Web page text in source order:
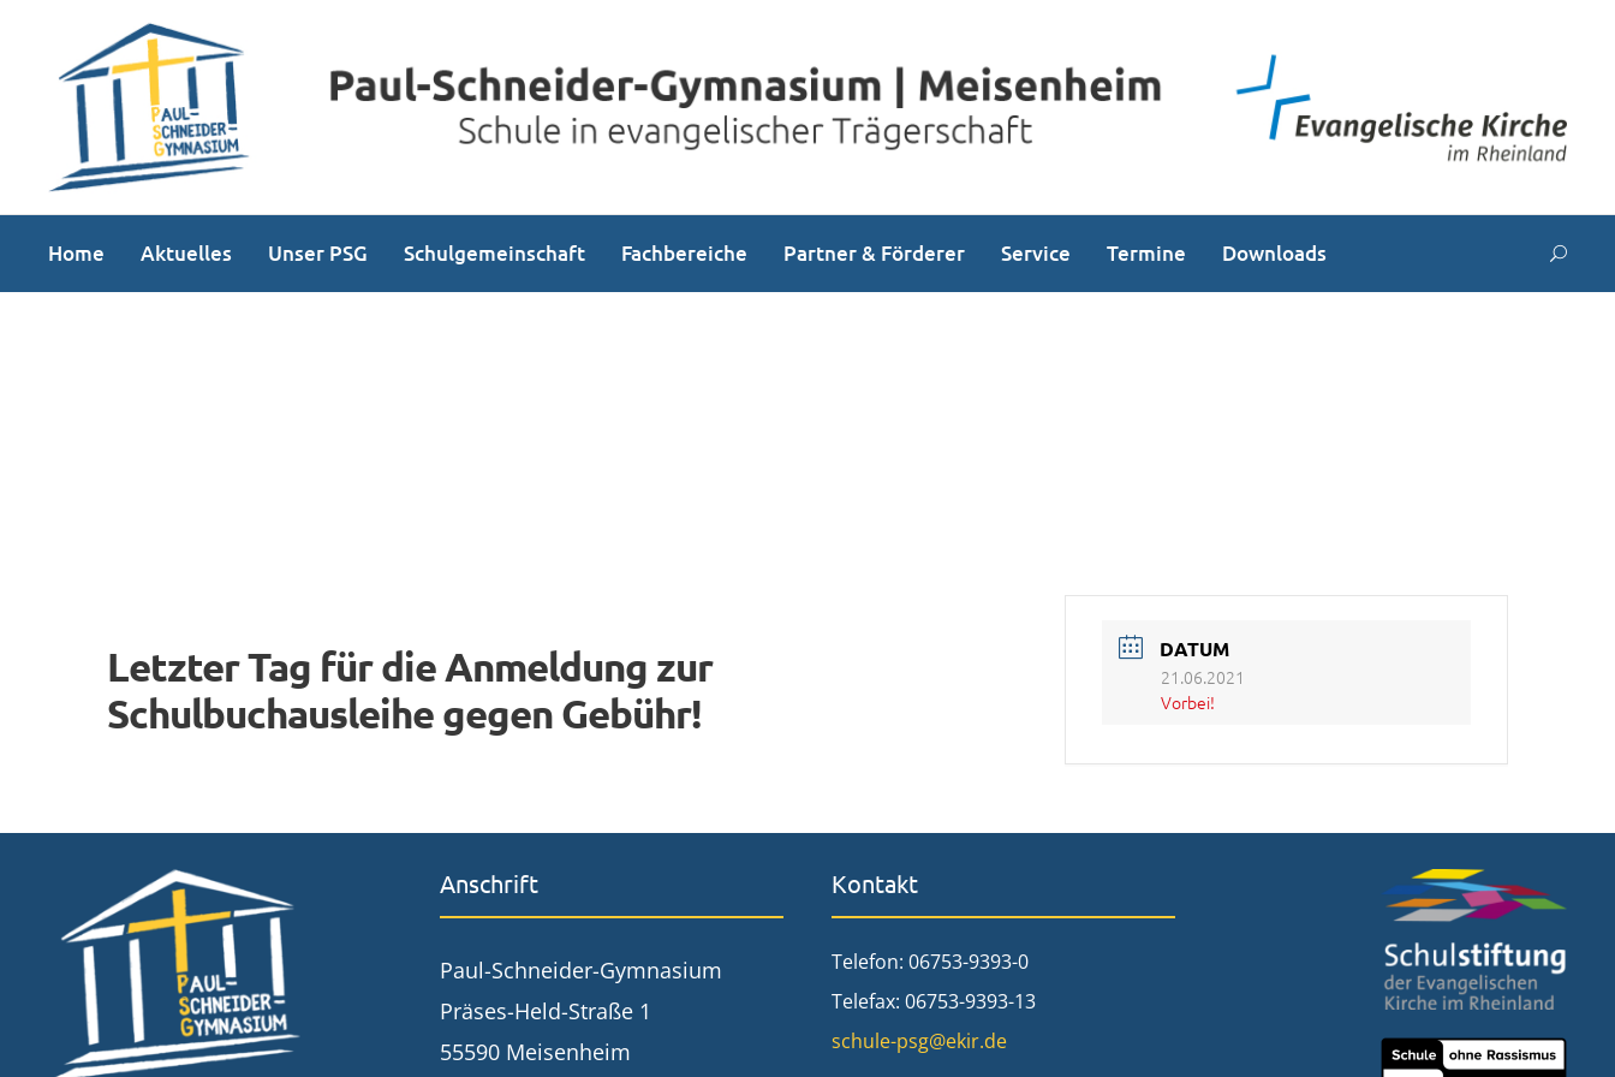
Home Aktuelles Unser PSG Schulgemeinschaft Fachbereiche Partner & Förderer Service Termine Downloads
Letzter Tag für die Anmeldung zur
Schulbuchausleihe gegen Gebühr!
DATUM
21.06.2021
Vorbei!
Anschrift
Paul-Schneider-Gymnasium
Präses-Held-Straße 1
55590 Meisenheim
Kontakt
Telefon: 06753-9393-0
Telefax: 06753-9393-13
schule-psg@ekir.de